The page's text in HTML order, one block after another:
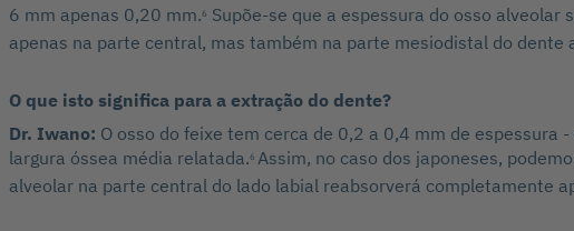
6 mm apenas 0,20 mm.6 Supõe-se que a espessura do osso alveolar
apenas na parte central, mas também na parte mesiodistal do dente
O que isto significa para a extração do dente?
Dr. Iwano: O osso do feixe tem cerca de 0,2 a 0,4 mm de espessura
largura óssea média relatada.6 Assim, no caso dos japoneses,
alveolar na parte central do lado labial reabsorverá completamente